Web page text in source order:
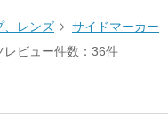
、レンズ
サイドマーカー
レビュー件数：36件